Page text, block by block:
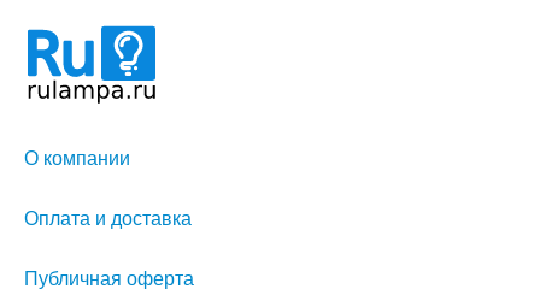
О компании
Оплата и доставка
Публичная оферта